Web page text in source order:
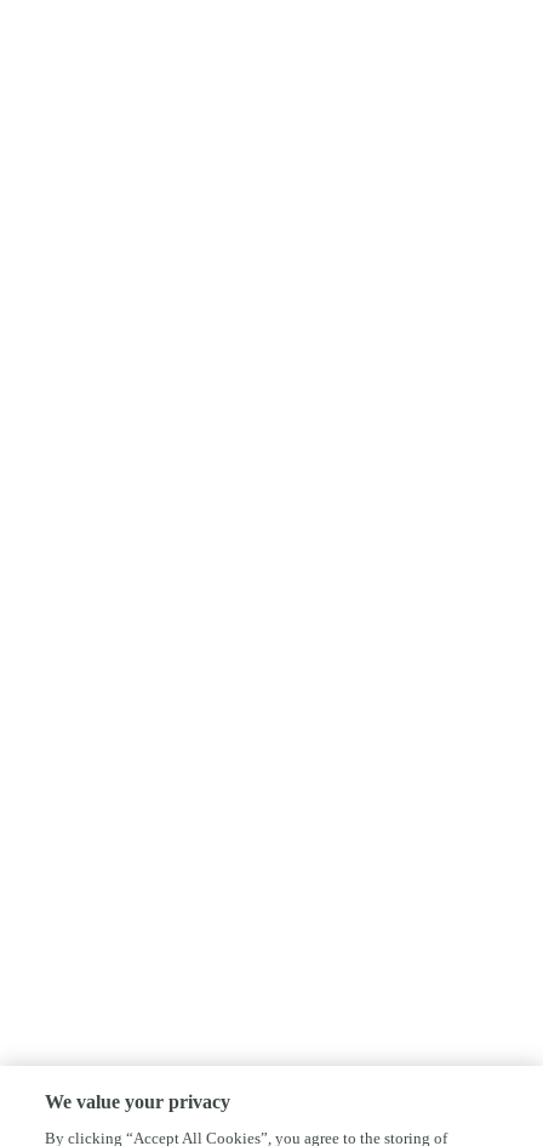
We value your privacy
By clicking “Accept All Cookies”, you agree to the storing of